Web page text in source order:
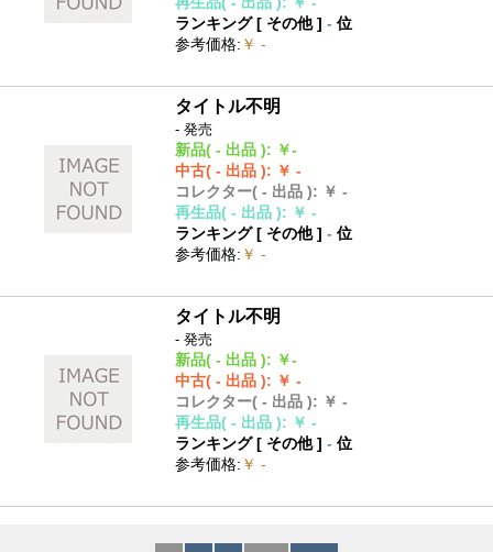
ランキング [ その他]- 位
参考価格: ￥ -
タイトル不明
- 発売
新品( - 出品 ): ￥-
中古( - 出品 ): ￥ -
コレクター( - 出品 ): ￥ -
再生品( - 出品 ): ￥ -
ランキング [ その他]- 位
参考価格: ￥ -
タイトル不明
- 発売
新品( - 出品 ): ￥-
中古( - 出品 ): ￥ -
コレクター( - 出品 ): ￥ -
再生品( - 出品 ): ￥ -
ランキング [ その他]- 位
参考価格: ￥ -